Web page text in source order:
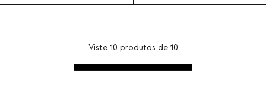
Viste 10 produtos de 10